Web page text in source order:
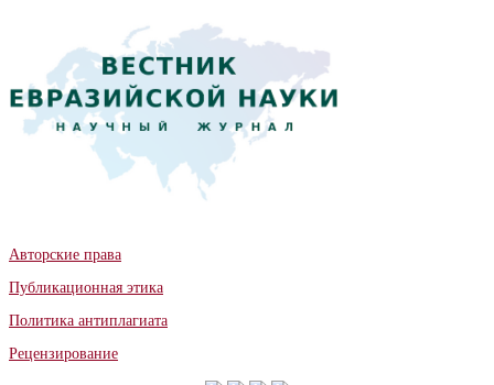
Авторские права
Публикационная этика
Политика антиплагиата
Рецензирование